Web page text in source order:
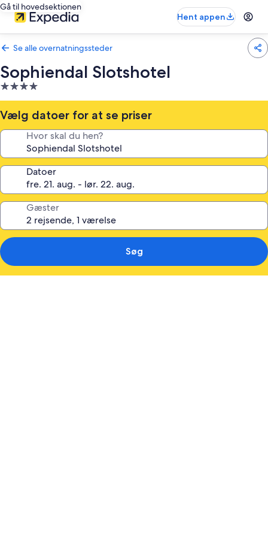
Gå til hovedsektionen
Hent appen
Se alle overnatningssteder
Sophiendal Slotshotel
4.0-
stjernet
overnatningssted
Vælg datoer for at se priser
Hvor skal du hen?
Datoer
Gæster
Søg